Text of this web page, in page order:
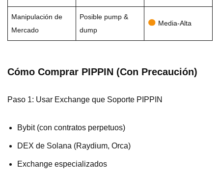
Manipulación de
Mercado
Posible pump &
dump
Media-Alta
Cómo Comprar PIPPIN (Con Precaución)
Paso 1: Usar Exchange que Soporte PIPPIN
Bybit (con contratos perpetuos)
DEX de Solana (Raydium, Orca)
Exchange especializados